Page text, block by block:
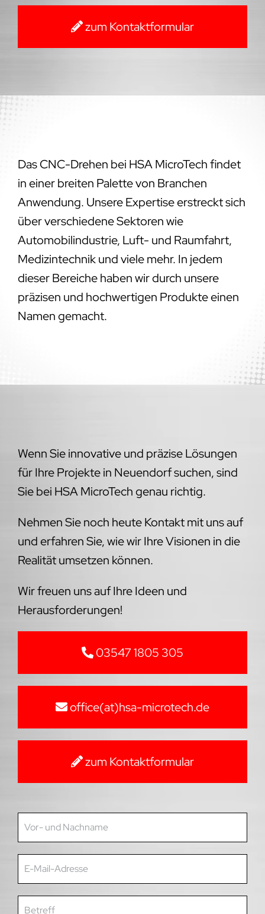
zum Kontaktformular
Das CNC-Drehen bei HSA MicroTech findet
in einer breiten Palette von Branchen
Anwendung. Unsere Expertise erstreckt sich
über verschiedene Sektoren wie
Automobilindustrie, Luft- und Raumfahrt,
Medizintechnik und viele mehr. In jedem
dieser Bereiche haben wir durch unsere
präzisen und hochwertigen Produkte einen
Namen gemacht.
Wenn Sie innovative und präzise Lösungen
für Ihre Projekte in Neuendorf suchen, sind
Sie bei HSA MicroTech genau richtig.
Nehmen Sie noch heute Kontakt mit uns auf
und erfahren Sie, wie wir Ihre Visionen in die
Realität umsetzen können.
Wir freuen uns auf Ihre Ideen und
Herausforderungen!
03547 1805 305
office(at)hsa-microtech.de
zum Kontaktformular